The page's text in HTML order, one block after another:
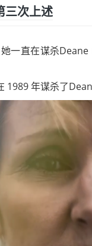
三次上述
一直在谋杀
年谋杀了